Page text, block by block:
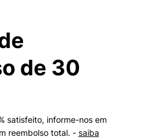
de 30
satisfeito, informe-nos em
reembolso total. - saiba